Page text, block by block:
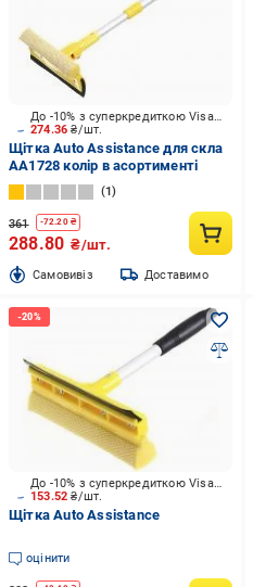
274.36₴/шт.
До -10% з суперкредиткою Visa Вигода
Щітка Auto Assistance для скла
AA1728 колір в асортименті
1
361 -72.20₴
288.80 ₴/шт.
Cамовивіз Доставимо
153.52₴/шт.
До -10% з суперкредиткою Visa Вигода
Щітка Auto Assistance
оцінити